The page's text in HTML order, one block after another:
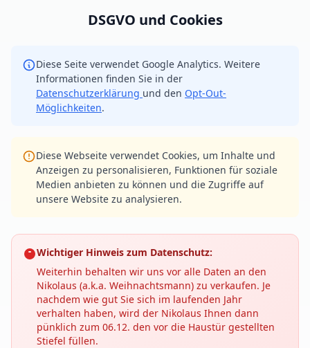
DSGVO und Cookies
Diese Seite verwendet Google Analytics. Weitere
Informationen finden Sie in der
Datenschutzerklärung und den Opt-Out-
Möglichkeiten.
Diese Webseite verwendet Cookies, um Inhalte und
Anzeigen zu personalisieren, Funktionen für soziale
Medien anbieten zu können und die Zugriffe auf
unsere Website zu analysieren.
Wichtiger Hinweis zum Datenschutz:
Weiterhin behalten wir uns vor alle Daten an den
Nikolaus (a.k.a. Weihnachtsmann) zu verkaufen. Je
nachdem wie gut Sie sich im laufenden Jahr
verhalten haben, wird der Nikolaus Ihnen dann
pünklich zum 06.12. den vor die Haustür gestellten
Stiefel füllen.